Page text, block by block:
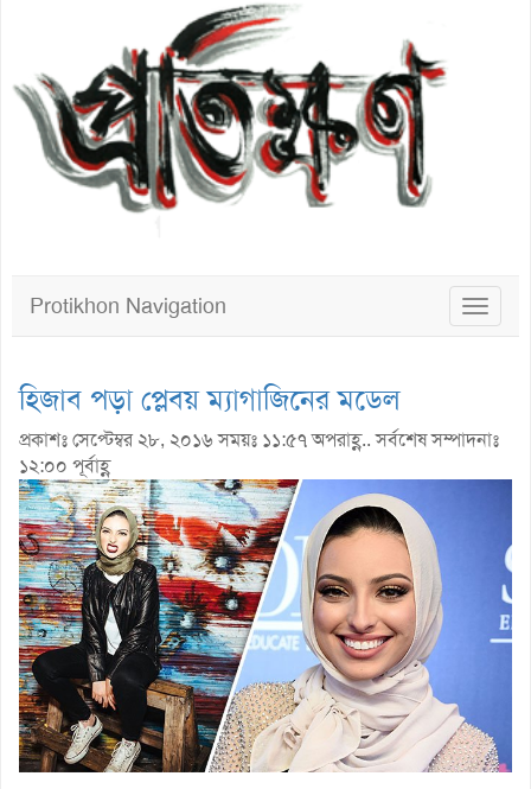
Toggle
Protikhon Navigation
হিজাব পড়া প্লেবয় ম্যাগাজিনের মডেল
প্রকাশঃ সেপ্টেম্বর ২৮, ২০১৬ সময়ঃ ১১:৫৭ অপরাহ্ণ.. সর্বশেষ সম্পাদনাঃ
১২:০০ পূর্বাহ্ণ